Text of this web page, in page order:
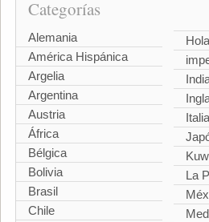
Categorías
Alemania
América Hispánica
Argelia
Argentina
Austria
África
Bélgica
Bolivia
Brasil
Chile
Italia
La